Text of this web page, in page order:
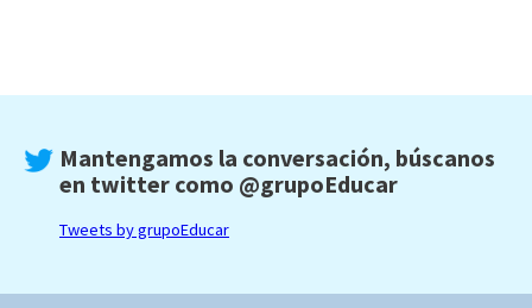
Mantengamos la conversación, búscanos
en twitter como @grupoEducar
Tweets by grupoEducar